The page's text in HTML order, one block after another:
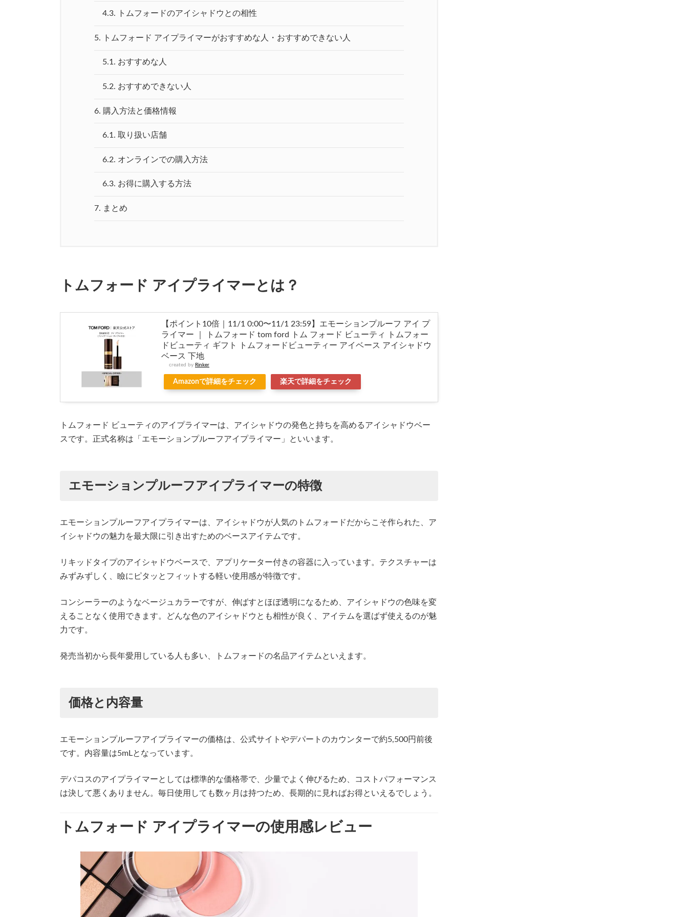
4.3. トムフォードのアイシャドウとの相性
5. トムフォード アイプライマーがおすすめな人・おすすめできない人
5.1. おすすめな人
5.2. おすすめできない人
6. 購入方法と価格情報
6.1. 取り扱い店舗
6.2. オンラインでの購入方法
6.3. お得に購入する方法
7. まとめ
トムフォード アイプライマーとは？
【ポイント10倍｜11/1 0:00〜11/1 23:59】エモーションプルーフ アイ プ
ライマー ｜ トムフォード tom ford トム フォード ビューティ トムフォー
ドビューティ ギフト トムフォードビューティー アイベース アイシャドウ
ベース 下地
created by Rinker
Amazonで詳細をチェック 楽天で詳細をチェック
トムフォード ビューティのアイプライマーは、アイシャドウの発色と持ちを高めるアイシャドウベー
スです。正式名称は「エモーションプルーフアイプライマー」といいます。
エモーションプルーフアイプライマーの特徴
エモーションプルーフアイプライマーは、アイシャドウが人気のトムフォードだからこそ作られた、ア
イシャドウの魅力を最大限に引き出すためのベースアイテムです。
リキッドタイプのアイシャドウベースで、アプリケーター付きの容器に入っています。テクスチャーは
みずみずしく、瞼にピタッとフィットする軽い使用感が特徴です。
コンシーラーのようなベージュカラーですが、伸ばすとほぼ透明になるため、アイシャドウの色味を変
えることなく使用できます。どんな色のアイシャドウとも相性が良く、アイテムを選ばず使えるのが魅
力です。
発売当初から長年愛用している人も多い、トムフォードの名品アイテムといえます。
価格と内容量
エモーションプルーフアイプライマーの価格は、公式サイトやデパートのカウンターで約5,500円前後
です。内容量は5mLとなっています。
デパコスのアイプライマーとしては標準的な価格帯で、少量でよく伸びるため、コストパフォーマンス
は決して悪くありません。毎日使用しても数ヶ月は持つため、長期的に見ればお得といえるでしょう。
トムフォード アイプライマーの使用感レビュー